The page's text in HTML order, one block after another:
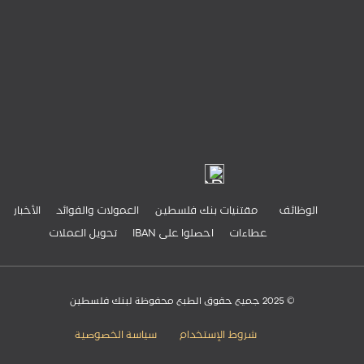
الوظائف مقتنيات بنك فلسطين العمولات والفوائد الأخبار
عطاءات IBAN احصلوا على تحويل العملات
© 2025 جميع حقوق الطبع محفوظة لبنك فلسطين
شروط الإستخدام سياسة الخصوصية